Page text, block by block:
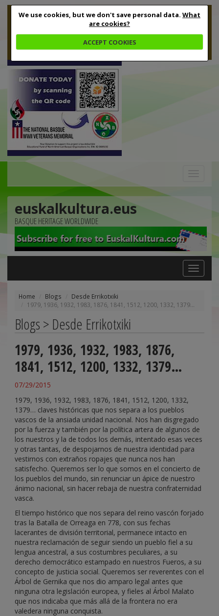
We use cookies, but we don't save personal data. What
are cookies?
ACCEPT COOKIES
euskalkultura.eus
BASQUE HERITAGE WORLDWIDE
Toggle
navigation
Home Blogs
Desde Errikotxiki
1979, 1936, 1932, 1983, 1876, 1841, 1512, 1200, 1332, 1379…
Blogs > Desde Errikotxiki
1979, 1936, 1932, 1983, 1876,
1841, 1512, 1200, 1332, 1379…
07/29/2015
1979, 1936, 1932, 1983, 1876, 1841, 1512, 1200, 1332,
1379… claves históricas que nos separa a los pueblos
vascos de la ansiada unidad nacional. Nos han disgregado
por la fuerza y también por la política artera de algunos de
los nuestros y la de todos los demás, intentado esas veces
y otras tantas, de despojarnos de nuestra identidad para
vestirnos con extraños ropajes que nunca nos han
satisfecho. Queremos ser lo que somos en el concierto de
los pueblos del mundo, sin renunciar un ápice de nuestro
ánimo nacional, sin hacer rebaja de nuestra confraternidad
vasca.
El tiempo histórico que nos separa del reino vascón forjado
tras la Batalla de Orreaga en 778, con sus fechas
lacerantes de división territorial, permanece intacto en
nuestra reclamación de seguir siendo un pueblo fiel a su
lengua ancestral, a sus costumbres peculiares, a su
derecho democrático estampado en nuestros Fueros, a su
concepto de justicia social. Queremos ser reverentes con el
Árbol de Gernika que nos dio amparo legal antes que
ninguna otra legislación europea, y fieles al Árbol Malato
que nos indicaba que más allá de la frontera no era
valedera ninguna conquista.